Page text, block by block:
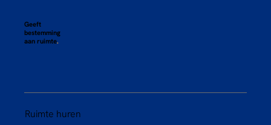
Geeft
bestemming
aan ruimte.
Ruimte huren